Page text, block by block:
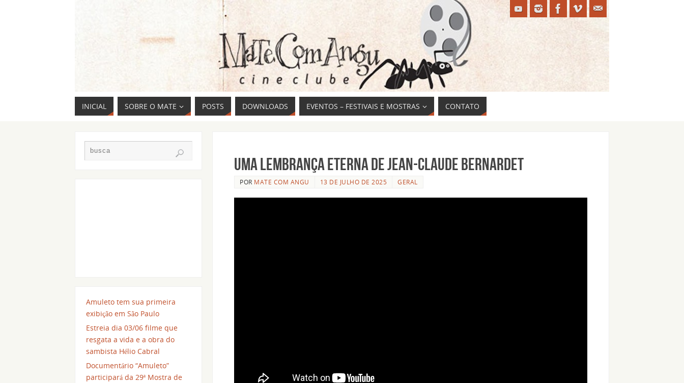
INICIAL SOBRE O MATE POSTS DOWNLOADS EVENTOS – FESTIVAIS E MOSTRAS CONTATO
Uma lembrança eterna de Jean-Claude Bernardet
POR MATE COM ANGU 13 DE JULHO DE 2025 GERAL
Amuleto tem sua primeira
exibição em São Paulo
Estreia dia 03/06 filme que
resgata a vida e a obra do
sambista Hélio Cabral
Documentário “Amuleto”
participará da 29ª Mostra de